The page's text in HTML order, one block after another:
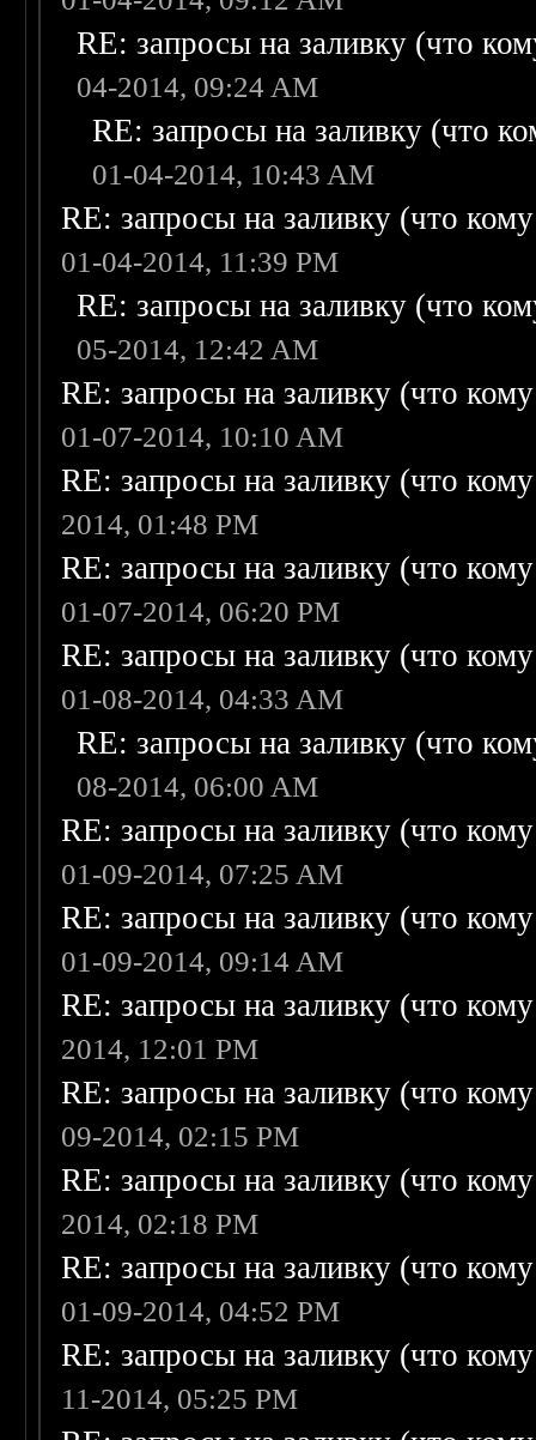
RE: запросы на заливку (что
04-2014, 09:24 AM
RE: запросы на заливку (что
01-04-2014, 10:43 AM
RE: запросы на заливку (что
01-04-2014, 11:39 PM
RE: запросы на заливку (что
05-2014, 12:42 AM
RE: запросы на заливку (что
01-07-2014, 10:10 AM
RE: запросы на заливку (что
2014, 01:48 PM
RE: запросы на заливку (что
01-07-2014, 06:20 PM
RE: запросы на заливку (что
01-08-2014, 04:33 AM
RE: запросы на заливку (что
08-2014, 06:00 AM
RE: запросы на заливку (что
01-09-2014, 07:25 AM
RE: запросы на заливку (что
01-09-2014, 09:14 AM
RE: запросы на заливку (что
2014, 12:01 PM
RE: запросы на заливку (что
09-2014, 02:15 PM
RE: запросы на заливку (что
2014, 02:18 PM
RE: запросы на заливку (что
01-09-2014, 04:52 PM
RE: запросы на заливку (что
11-2014, 05:25 PM